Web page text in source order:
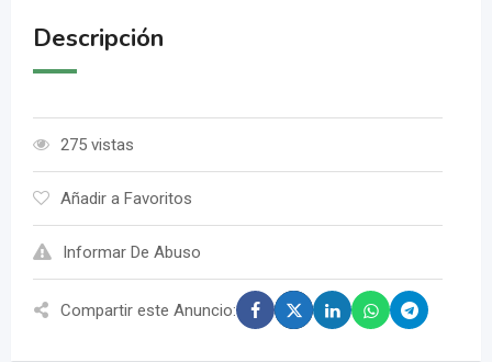
Descripción
275 vistas
Añadir a Favoritos
Informar De Abuso
Compartir este Anuncio: